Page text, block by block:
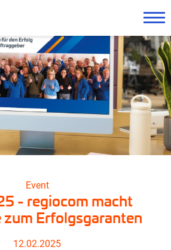
Event
- regiocom macht
zum Erfolgsgaranten
12.02.2025